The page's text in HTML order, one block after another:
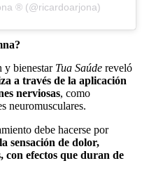
® (@ricardoarjona)
y bienestar Tua Saúde reveló
a través de la aplicación
nerviosas, como
neuromusculares.
debe hacerse por
sensación de dolor,
con efectos que duran de